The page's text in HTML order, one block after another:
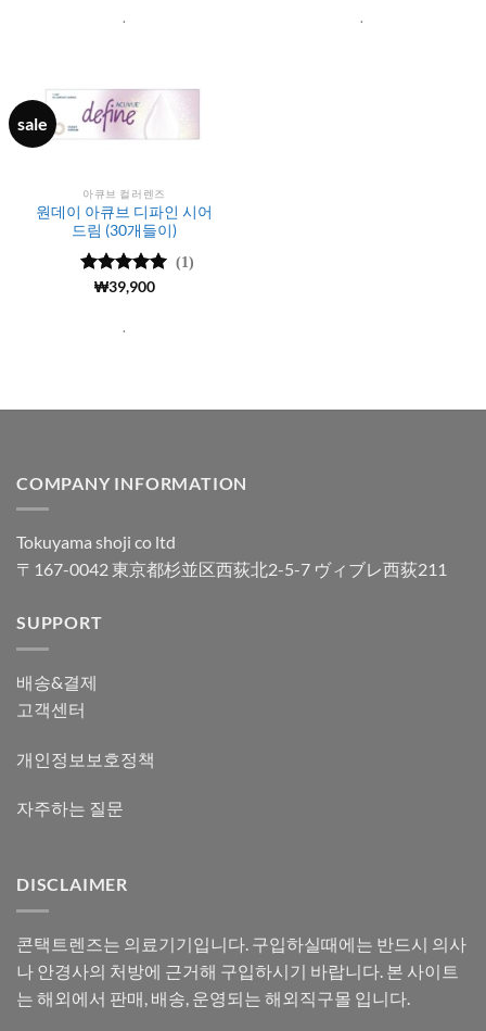
. .
sale
아큐브 컬러렌즈
원데이 아큐브 디파인 시어
드림 (30개들이)
5 중에서
(1)
₩39,900
.
COMPANY INFORMATION
Tokuyama shoji co ltd
〒167-0042 東京都杉並区西荻北2-5-7 ヴィブレ西荻211
SUPPORT
배송&결제
고객센터
개인정보보호정책
자주하는 질문
DISCLAIMER
콘택트렌즈는 의료기기입니다. 구입하실때에는 반드시 의사
나 안경사의 처방에 근거해 구입하시기 바랍니다. 본 사이트
는 해외에서 판매, 배송, 운영되는 해외직구몰 입니다.